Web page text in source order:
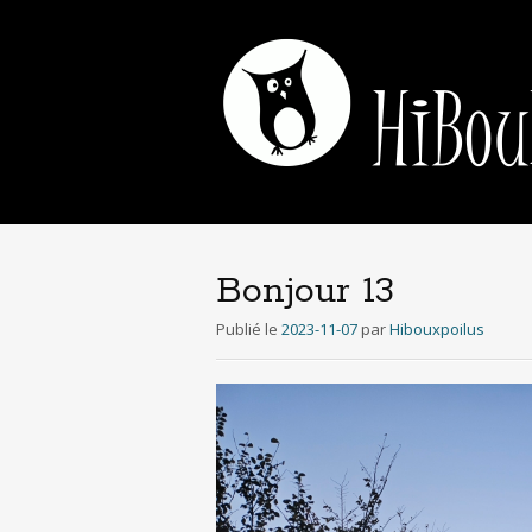
Bonjour 13
Publié le 2023-11-07 parHibouxpoilus